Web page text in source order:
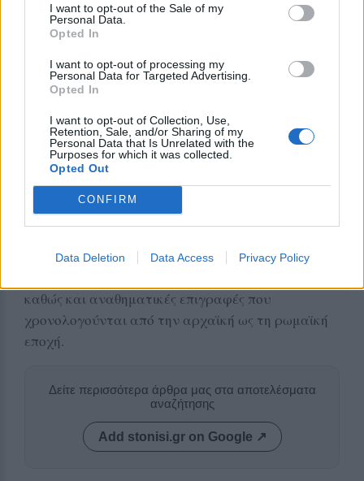
I want to opt-out of the Sale of my
Personal Data.
Opted In
I want to opt-out of processing my
Personal Data for Targeted Advertising.
Opted In
I want to opt-out of Collection, Use,
Retention, Sale, and/or Sharing of my
Personal Data that Is Unrelated with the
Purposes for which it was collected.
Opted Out
CONFIRM
Data Deletion Data Access Privacy Policy
εποχής του Χαλκού (εργαλεία και δείγματα
κεραμικής, κοροπλαστικής, μεταλλοτεχνίας από
την προϊστορική Λέσβο κ.α.).
Στον δεύτερο όροφο του Μουσείου φιλοξενούνται,
με χρονολογική σειρά, αντικείμενα από τον 10ο αι.
π.Χ. ως τον 4ο αι. μ.Χ. (δείγματα λεσβιακής
κοροπλαστικής, κεραμικής, ταφικά σύνολα,
αναθήματα, χρυσά κοσμήματα κ.α.). Στις δύο
αρχιτεκτονικά μέλη, όπως τα μοναδικά αιολικά
καθώς και αναθηματικές επιγραφές που
χρονολογούνται από την αρχαϊκή ως τη ρωμαϊκή
εποχή.
Δείτε περισσότερα άρθρα μας στα αποτελέσματα
αναζήτησης
Add stonisi.gr on Google ↗